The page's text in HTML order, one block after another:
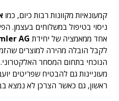
קמעונאיות מקוונות רבות כיום, כמו
ניסוי בטיפול במשלוחים בעצמן.
אחד ממאמציה של יחידת AG
לקבל הובלה מהירה למוצרים
הנוכחי בתחום המסחר
מעוניינות גם להבטיח שפריטים
ראשון, גם כאשר הצרכן לא נמצא